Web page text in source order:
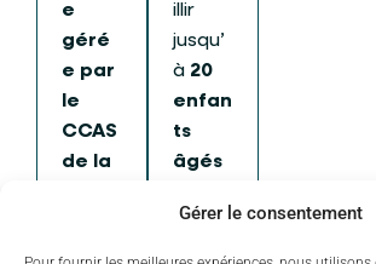
Gérer le consentement
e
géré
e par
le
CCAS
de la
Couz
illir
jusqu’
à 20
enfan
ts
âgés
mois
½ à 6